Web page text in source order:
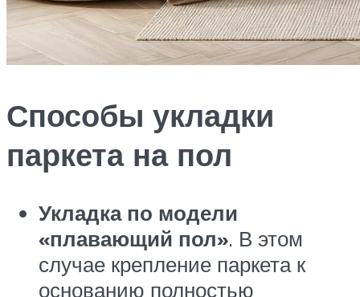
Способы укладки
паркета на пол
Укладка по модели
«плавающий пол». В этом
случае крепление паркета к
основанию полностью